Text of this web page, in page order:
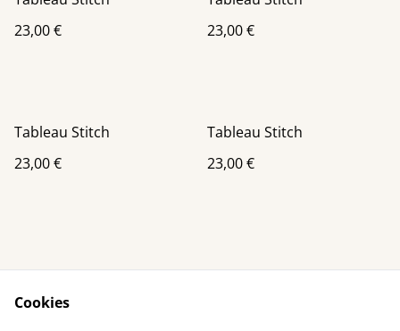
23,00 €
23,00 €
Tableau Stitch
23,00 €
Tableau Stitch
23,00 €
Cookies